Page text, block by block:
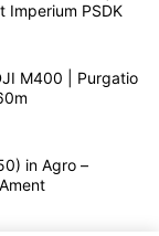
Imperium PSDK
M400 | Purgatio
in Agro –